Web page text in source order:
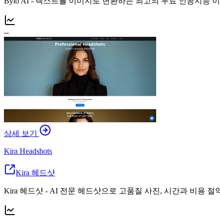
--
상세 보기
Kira Headshots
Kira 헤드샷
Kira 헤드샷 - AI 전문 헤드샷으로 고품질 사진, 시간과 비용 절